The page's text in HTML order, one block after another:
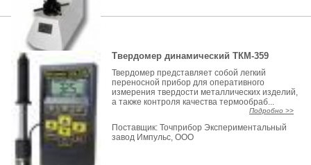
Твердомер динамический ТКМ-359
Твердомер представляет собой легкий
переносной прибор для оперативного
измерения твердости металлических изделий,
а также контроля качества термообраб...
Подробно >>
Поставщик:Точприбор Экспериментальный
завод Импульс, ООО